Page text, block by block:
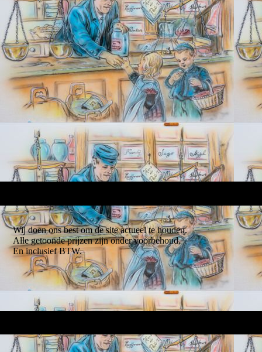
Wij doen ons best om de site actueel te houden.
Alle getoonde prijzen zijn onder voorbehoud.
En inclusief BTW.